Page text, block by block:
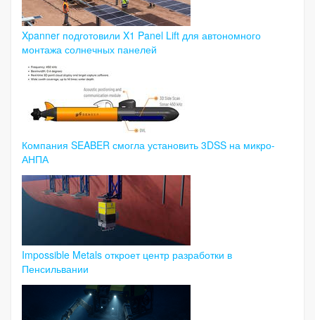
Xpanner подготовили X1 Panel Lift для автономного
монтажа солнечных панелей
Компания SEABER смогла установить 3DSS на микро-
АНПА
Impossible Metals откроет центр разработки в
Пенсильвании